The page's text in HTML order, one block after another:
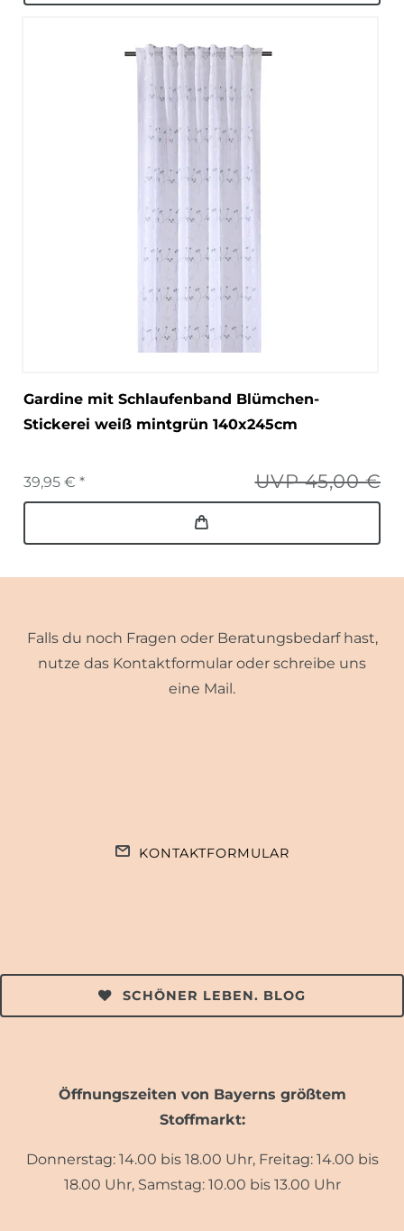
Gardine mit Schlaufenband Blümchen-
Stickerei weiß mintgrün 140x245cm
UVP 45,00 €
39,95 € *
Falls du noch Fragen oder Beratungsbedarf hast,
nutze das Kontaktformular oder schreibe uns
eine Mail.
KONTAKTFORMULAR
SCHÖNER LEBEN. BLOG
Öffnungszeiten von Bayerns größtem
Stoffmarkt:
Donnerstag: 14.00 bis 18.00 Uhr, Freitag: 14.00 bis
18.00 Uhr, Samstag: 10.00 bis 13.00 Uhr